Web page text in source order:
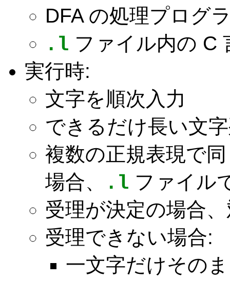
DFA の処理プログ
.l ファイル内の C
実行時:
文字を順次入力
できるだけ長い文
複数の正規表現で
場合、
.l ファイル
受理が決定の場合
受理できない場合:
一文字だけその